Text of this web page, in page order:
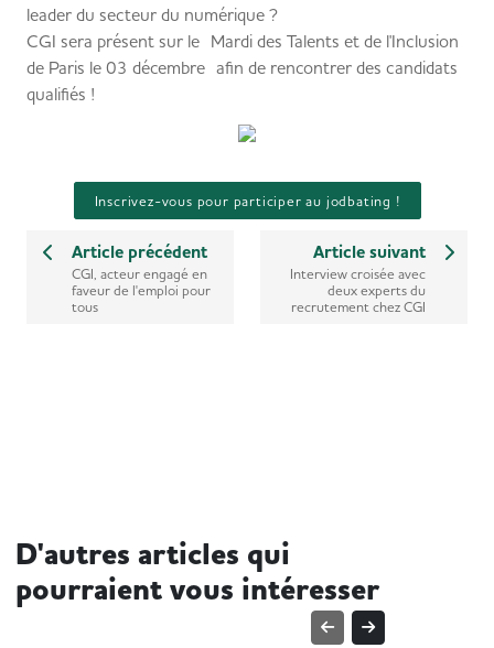
leader du secteur du numérique ?
CGI sera présent sur le Mardi des Talents et de l'Inclusion
de Paris le 03 décembre afin de rencontrer des candidats
qualifiés !
Inscrivez-vous pour participer au jodbating !
Article précédent
CGI, acteur engagé en
faveur de l'emploi pour
tous
Article suivant
Interview croisée avec
deux experts du
recrutement chez CGI
D'autres articles qui
pourraient vous intéresser